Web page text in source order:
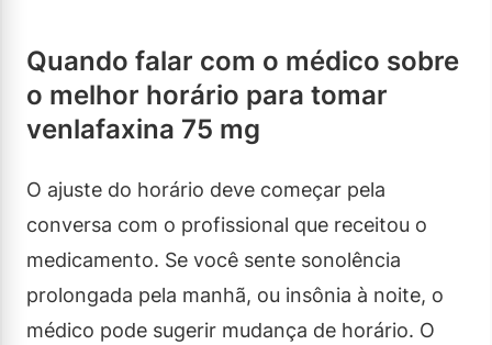
Quando falar com o médico sobre
o melhor horário para tomar
venlafaxina 75 mg
O ajuste do horário deve começar pela
conversa com o profissional que receitou o
medicamento. Se você sente sonolência
prolongada pela manhã, ou insônia à noite, o
médico pode sugerir mudança de horário. O